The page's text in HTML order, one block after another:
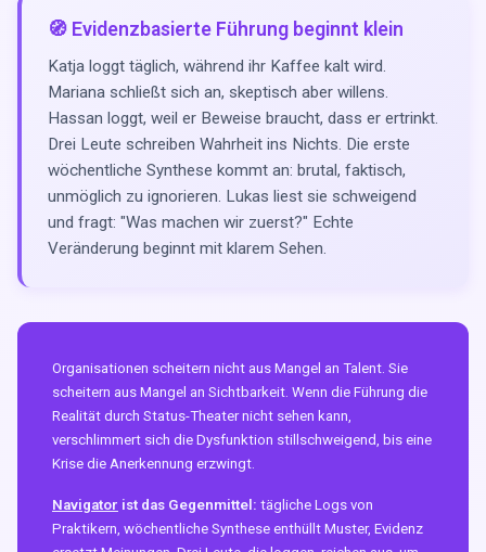
🧭 Evidenzbasierte Führung beginnt klein
Katja loggt täglich, während ihr Kaffee kalt wird.
Mariana schließt sich an, skeptisch aber willens.
Hassan loggt, weil er Beweise braucht, dass er ertrinkt.
Drei Leute schreiben Wahrheit ins Nichts. Die erste
wöchentliche Synthese kommt an: brutal, faktisch,
unmöglich zu ignorieren. Lukas liest sie schweigend
und fragt: "Was machen wir zuerst?" Echte
Veränderung beginnt mit klarem Sehen.
Organisationen scheitern nicht aus Mangel an Talent. Sie
scheitern aus Mangel an Sichtbarkeit. Wenn die Führung die
Realität durch Status-Theater nicht sehen kann,
verschlimmert sich die Dysfunktion stillschweigend, bis eine
Krise die Anerkennung erzwingt.
Navigator ist das Gegenmittel: tägliche Logs von
Praktikern, wöchentliche Synthese enthüllt Muster, Evidenz